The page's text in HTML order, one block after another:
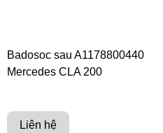
Badosoc sau A1178800440
Mercedes CLA 200
Liên hệ